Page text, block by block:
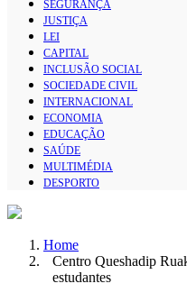
SEGURANÇA
JUSTIÇA
LEI
CAPITAL
INCLUSÃO SOCIAL
SOCIEDADE CIVIL
INTERNACIONAL
ECONOMIA
EDUCAÇÃO
SAÚDE
MULTIMÉDIA
DESPORTO
Home
Centro Queshadip
estudantes